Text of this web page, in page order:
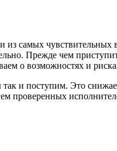
самых чувствительных
Прежде чем
о возможностях и
и поступим. Это
проверенных